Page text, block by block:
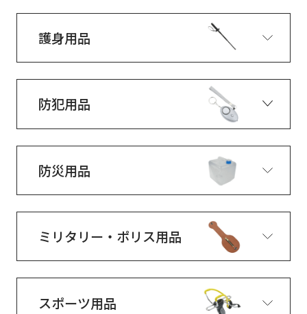
護身用品
防犯用品
防災用品
ミリタリー・ポリス用品
スポーツ用品